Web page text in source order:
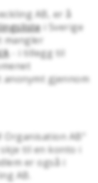
AB, er å
i Sverige
mangler
- i tillegg til
gjennom
AB"
til en konto i
er også i
AB.